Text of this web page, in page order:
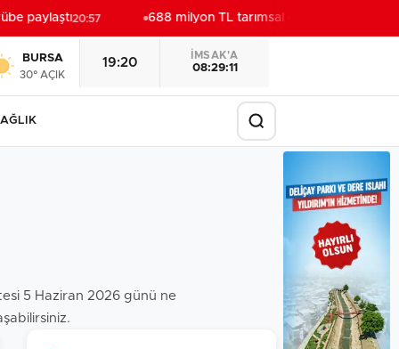
paylaştı20:57 688 milyon TL tarımsal destek hesaplarda
BURSA
30° AÇIK
19:20
İMSAK'A
08:29:09
5 Haziran 2026 günü ne